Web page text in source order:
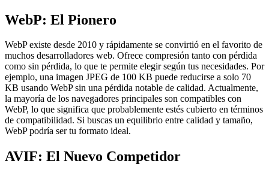
WebP: El Pionero
WebP existe desde 2010 y rápidamente se convirtió en el favorito de
muchos desarrolladores web. Ofrece compresión tanto con pérdida
como sin pérdida, lo que te permite elegir según tus necesidades. Por
ejemplo, una imagen JPEG de 100 KB puede reducirse a solo 70
KB usando WebP sin una pérdida notable de calidad. Actualmente,
la mayoría de los navegadores principales son compatibles con
WebP, lo que significa que probablemente estés cubierto en términos
de compatibilidad. Si buscas un equilibrio entre calidad y tamaño,
WebP podría ser tu formato ideal.
AVIF: El Nuevo Competidor